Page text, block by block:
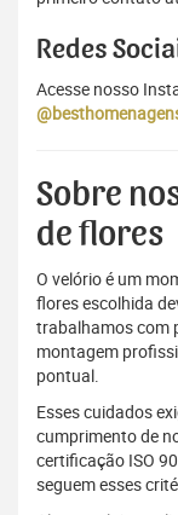
Redes
Acesse nosso
Sobre
de flores
O velório é um
flores escolhida
trabalhamos com
montagem
pontual.
Esses cuidados
cumprimento de
certificação ISO
seguem esses